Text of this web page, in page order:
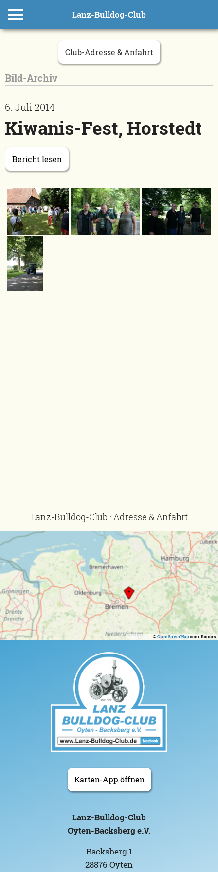
Lanz-Bulldog-Club
Club-Adresse & Anfahrt
Bild-Archiv
6. Juli 2014
Kiwanis-Fest, Horstedt
Bericht lesen
Lanz-Bulldog-Club · Adresse & Anfahrt
©OpenStreetMapcontributors
Karten-App öffnen
Lanz-Bulldog-Club
Oyten-Backsberg e.V.
Backsberg 1
28876 Oyten